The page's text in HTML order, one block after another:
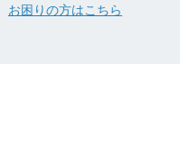
お困りの方はこちら